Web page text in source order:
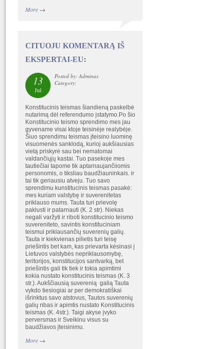
More→
CITUOJU KOMENTARĄ IŠ
EKSPERTAI-EU:
13
Jul
Posted by: Adminas
Category:
Konstitucinis teismas šiandieną paskelbė
nutarimą dėl referendumo įstatymo.Po šio
Konstitucinio teismo sprendimo mes jau
gyvename visai ktoje teisinėje realybėje.
Šiuo sprendimu teismas įteisino luominę
visuomenės sanklodą, kurioj aukšiausias
vietą priskyrė sau bei nematomai
valdančiųjų kastai. Tuo pasekoje mes
tautiečiai tapome tik aptarnaujančiiomis
personomis, o tiksliau baudžiauninkais. ir
tai tik geriausiu atveju. Tuo savo
sprendimu kunstitucinis teismas pasakė:
mes kuriam valstybę ir suverenitetas
priklauso mums. Tauta turi prievolę
paklusti ir patarnauti (K. 2 str). Niekas
negali varžyti ir riboti konstitucinio teismo
suvereniteto, savintis konstituciniam
teismui priklausančių suverenių galių.
Tauta ir kiekvienas pilietis turi teisę
priešintis bet kam, kas prievarta kėsinasi į
Lietuvos valstybės nepriklausomybę,
teritorijos, konstitucijos santvarką, bet
priešintis gali tik tiek ir tokia apimtimi
kokia nustato konstitucinis teismas (K. 3
str.). Aukščiausią suverenią galią Tauta
vykdo tiesiogiai ar per demokratiškai
išrinktus savo atstovus, Tautos suverenių
galių ribas ir apimtis nustato Konstitucinis
teismas (K. 4str.). Taigi akyse įvyko
perversmas ir Sveikinu visus su
baudžiavos įteisinimu.
More→